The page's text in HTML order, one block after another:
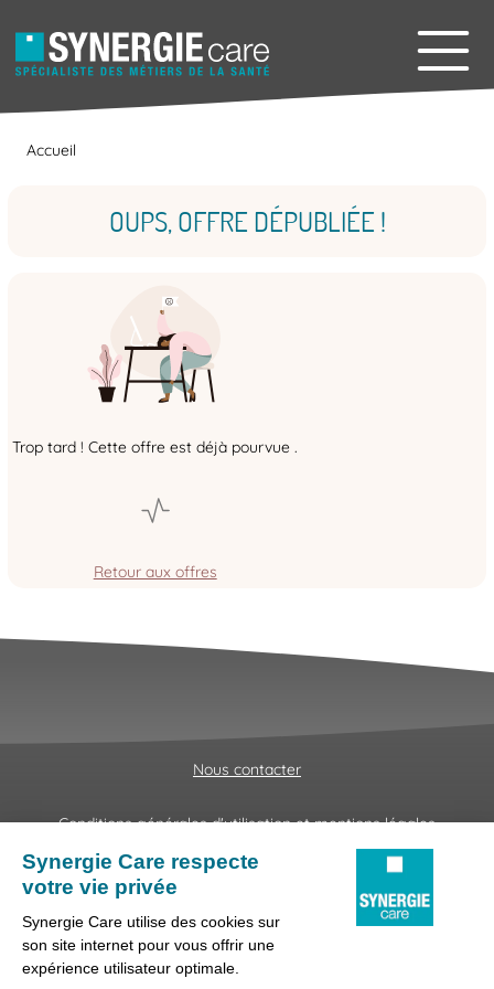
Accueil
OUPS, OFFRE DÉPUBLIÉE !
Trop tard ! Cette offre est déjà pourvue .
Retour aux offres
Nous contacter
Conditions générales d'utilisation et mentions légales
Fraudes & Hameçonnages
Lanceur d'alertes